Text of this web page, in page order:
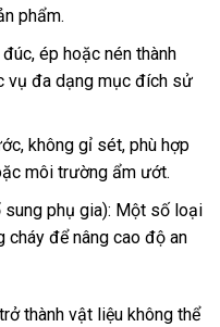
phẩm.
ép hoặc nén thành
vụ đa dạng mục đích sử
không gỉ sét, phù hợp
môi trường ẩm ướt.
phụ gia): Một số loại
để nâng cao độ an
thành vật liệu không thể